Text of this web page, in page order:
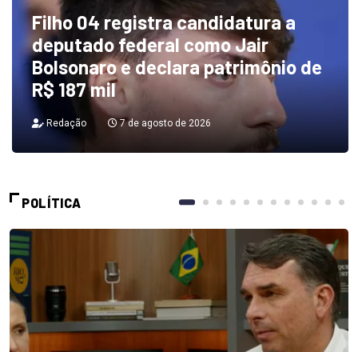
Filho 04 registra candidatura a
deputado federal como Jair
Bolsonaro e declara patrimônio de
R$ 187 mil
Redação 7 de agosto de 2026
POLÍTICA